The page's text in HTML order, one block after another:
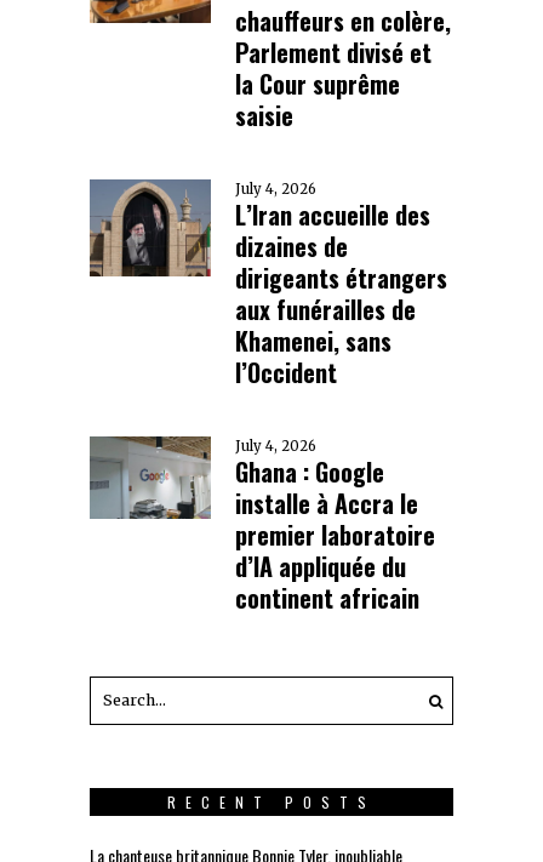
chauffeurs en colère,
Parlement divisé et
la Cour suprême
saisie
July 4, 2026
L’Iran accueille des
dizaines de
dirigeants étrangers
aux funérailles de
Khamenei, sans
l’Occident
July 4, 2026
Ghana : Google
installe à Accra le
premier laboratoire
d’IA appliquée du
continent africain
RECENT POSTS
La chanteuse britannique Bonnie Tyler, inoubliable